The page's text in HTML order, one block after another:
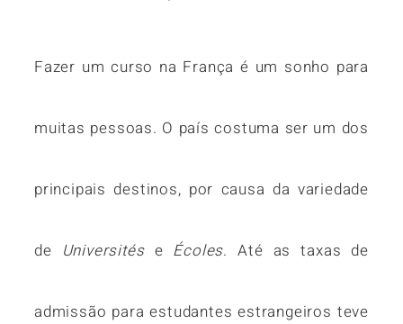
Fazer um curso na França é um sonho para
muitas pessoas. O país costuma ser um dos
principais destinos, por causa da variedade
de Universitése Écoles. Até as taxas de
admissão para estudantes estrangeiros teve